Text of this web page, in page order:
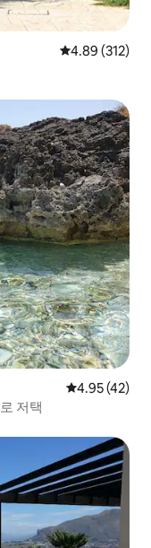
평점 4.89점(5
4.89 (312)
평점 4.95점
4.95 (42)
저택